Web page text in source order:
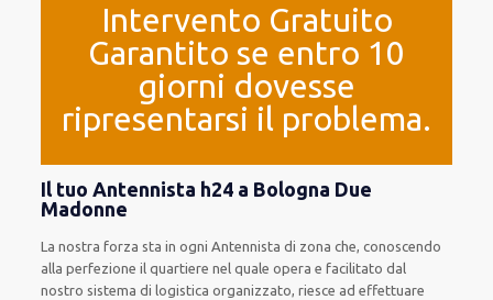
Intervento Gratuito
Garantito se entro 10
giorni dovesse
ripresentarsi il problema.
Il tuo Antennista h24 a Bologna Due
Madonne
La nostra forza sta in ogni Antennista di zona che, conoscendo
alla perfezione il quartiere nel quale opera efacilitato dal
nostro sistema di logistica organizzato, riesce ad effettuare